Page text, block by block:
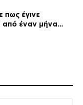
πως έγινε
από έναν μήνα